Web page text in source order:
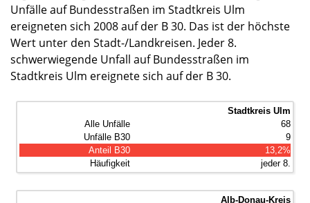
Unfälle auf Bundesstraßen im Stadtkreis Ulm
ereigneten sich 2008 auf der B 30. Das ist der höchste
Wert unter den Stadt-/Landkreisen. Jeder 8.
schwerwiegende Unfall auf Bundesstraßen im
Stadtkreis Ulm ereignete sich auf der B 30.
Stadtkreis Ulm
68
9
13,2%
jeder 8.
Alb-Donau-Kreis